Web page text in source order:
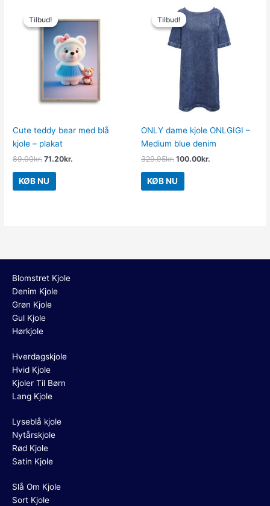
Tilbud!
Tilbud!
Cute teddy bear med blå
kjole – plakat
89.00kr.
oprindelige
pris
var:
89.00kr..
71.20kr.
pris
er:
71.20kr..
KØB NU
Tilbud!
Tilbud!
ONLY dame kjole ONLGIGI –
Medium blue denim
329.95kr.
Den
oprindelige
pris
var:
329.95kr..
100.00kr.
Den
aktuelle
pris
er:
100.00kr..
KØB NU
Blomstret Kjole
Denim Kjole
Grøn Kjole
Gul Kjole
Hørkjole
Hverdagskjole
Hvid Kjole
Kjoler Til Børn
Lang Kjole
Lyseblå kjole
Nytårskjole
Rød Kjole
Satin Kjole
Slå Om Kjole
Sort Kjole